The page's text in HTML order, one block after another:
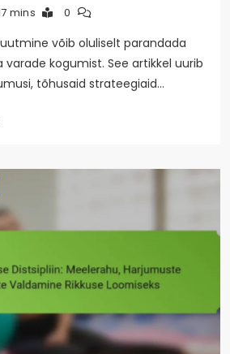
mins 0
võib oluliselt parandada
varade kogumist. See artikkel uurib
tõhusaid strateegiaid…